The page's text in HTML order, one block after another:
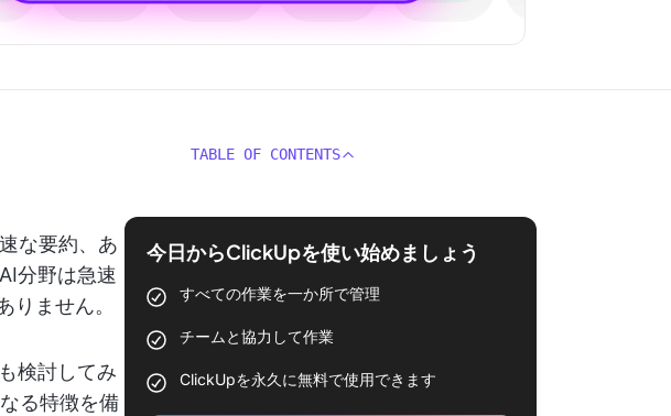
な要約、あ
分野は急速
ません。
検討してみ
る特徴を備
TABLE OF CONTENTS
今日からClickUpを使い始めましょう
すべての作業を一か所で管理
チームと協力して作業
ClickUpを永久に無料で使用できます